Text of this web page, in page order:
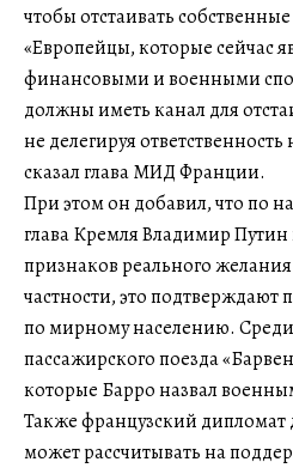
чтобы отстаивать
«Европейцы, которые сейчас
финансовыми и военными
должны иметь канал для
не делегируя
сказал глава МИД Франции.
При этом он добавил, что по
глава Кремля Владимир
признаков реального
частности, это подтверждают
по мирному населению.
пассажирского поезда
которые Барро назвал
Также французский дипломат
может рассчитывать на